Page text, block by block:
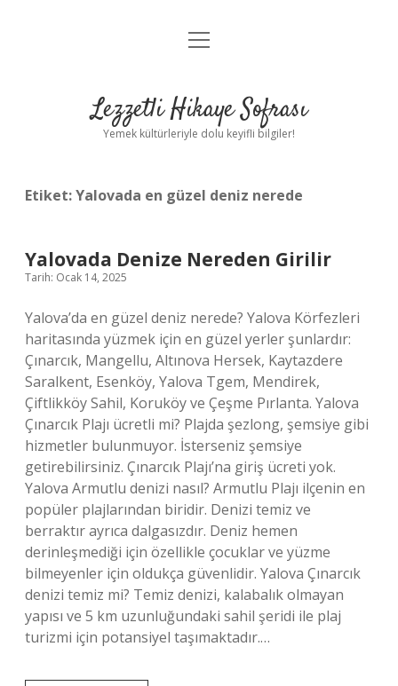
Anasayfa
Yasal Uyarı
menüyü
Lezzetli Hikaye Sofrası
Yemek kültürleriyle dolu keyifli bilgiler!
Etiket:Yalovada en güzel deniz nerede
Yalovada Denize Nereden Girilir
Tarih: Ocak 14, 2025
Yalova’da en güzel deniz nerede? Yalova Körfezleri
haritasında yüzmek için en güzel yerler şunlardır:
Çınarcık, Mangellu, Altınova Hersek, Kaytazdere
Saralkent, Esenköy, Yalova Tgem, Mendirek,
Çiftlikköy Sahil, Koruköy ve Çeşme Pırlanta. Yalova
Çınarcık Plajı ücretli mi? Plajda şezlong, şemsiye gibi
hizmetler bulunmuyor. İsterseniz şemsiye
getirebilirsiniz. Çınarcık Plajı’na giriş ücreti yok.
Yalova Armutlu denizi nasıl? Armutlu Plajı ilçenin en
popüler plajlarından biridir. Denizi temiz ve
berraktır ayrıca dalgasızdır. Deniz hemen
derinleşmediği için özellikle çocuklar ve yüzme
bilmeyenler için oldukça güvenlidir. Yalova Çınarcık
denizi temiz mi? Temiz denizi, kalabalık olmayan
yapısı ve 5 km uzunluğundaki sahil şeridi ile plaj
turizmi için potansiyel taşımaktadır.…